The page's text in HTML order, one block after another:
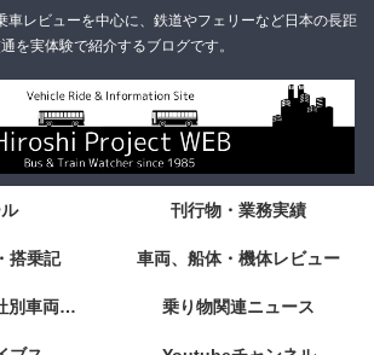
車レビューを中心に、鉄道やフェリーなど日本の長距
を実体験で紹介するブログです。
刊行物・業務実績
搭乗記 車両、船体・機体レビュー
高速バス バス会社別車両・設備・シート紹介 乗り物関連ニュース